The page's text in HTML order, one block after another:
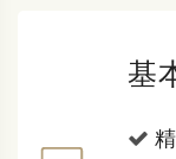
基